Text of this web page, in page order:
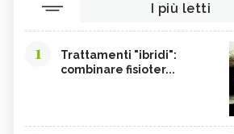
I più letti
1
Trattamenti "ibridi":
combinare fisioter...